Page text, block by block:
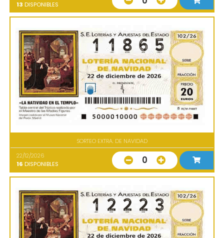
13 DISPONIBLES
SORTEO EXTRA. DE NAVIDAD
22/12/2026
16 DISPONIBLES 0